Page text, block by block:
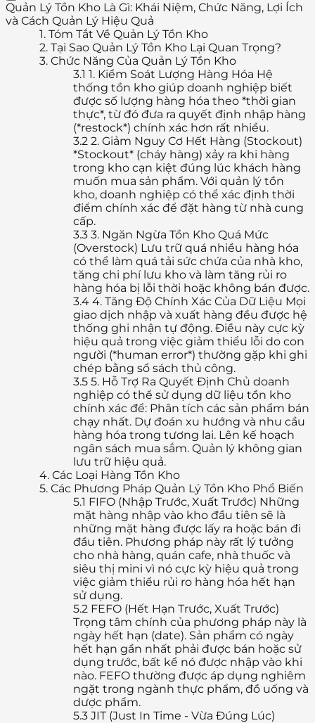
Quản Lý Tồn Kho Là Gì: Khái Niệm, Chức Năng, Lợi Ích
và Cách Quản Lý Hiệu Quả
1. Tóm Tắt Về Quản Lý Tồn Kho
2. Tại Sao Quản Lý Tồn Kho Lại Quan Trọng?
3. Chức Năng Của Quản Lý Tồn Kho
3.1 1. Kiểm Soát Lượng Hàng Hóa Hệ
thống tồn kho giúp doanh nghiệp biết
được số lượng hàng hóa theo *thời gian
thực*, từ đó đưa ra quyết định nhập hàng
(*restock*) chính xác hơn rất nhiều.
3.2 2. Giảm Nguy Cơ Hết Hàng (Stockout)
*Stockout* (cháy hàng) xảy ra khi hàng
trong kho cạn kiệt đúng lúc khách hàng
muốn mua sản phẩm. Với quản lý tồn
kho, doanh nghiệp có thể xác định thời
điểm chính xác để đặt hàng từ nhà cung
cấp.
3.3 3. Ngăn Ngừa Tồn Kho Quá Mức
(Overstock) Lưu trữ quá nhiều hàng hóa
có thể làm quá tải sức chứa của nhà kho,
tăng chi phí lưu kho và làm tăng rủi ro
hàng hóa bị lỗi thời hoặc không bán được.
3.4 4. Tăng Độ Chính Xác Của Dữ Liệu Mọi
giao dịch nhập và xuất hàng đều được hệ
thống ghi nhận tự động. Điều này cực kỳ
hiệu quả trong việc giảm thiểu lỗi do con
người (*human error*) thường gặp khi ghi
chép bằng sổ sách thủ công.
3.5 5. Hỗ Trợ Ra Quyết Định Chủ doanh
nghiệp có thể sử dụng dữ liệu tồn kho
chính xác để: Phân tích các sản phẩm bán
chạy nhất. Dự đoán xu hướng và nhu cầu
hàng hóa trong tương lai. Lên kế hoạch
ngân sách mua sắm. Quản lý không gian
lưu trữ hiệu quả.
4. Các Loại Hàng Tồn Kho
5. Các Phương Pháp Quản Lý Tồn Kho Phổ Biến
5.1 FIFO (Nhập Trước, Xuất Trước) Những
mặt hàng nhập vào kho đầu tiên sẽ là
những mặt hàng được lấy ra hoặc bán đi
đầu tiên. Phương pháp này rất lý tưởng
cho nhà hàng, quán cafe, nhà thuốc và
siêu thị mini vì nó cực kỳ hiệu quả trong
việc giảm thiểu rủi ro hàng hóa hết hạn
sử dụng.
5.2 FEFO (Hết Hạn Trước, Xuất Trước)
Trọng tâm chính của phương pháp này là
ngày hết hạn (date). Sản phẩm có ngày
hết hạn gần nhất phải được bán hoặc sử
dụng trước, bất kể nó được nhập vào khi
nào. FEFO thường được áp dụng nghiêm
ngặt trong ngành thực phẩm, đồ uống và
dược phẩm.
5.3 JIT (Just In Time - Vừa Đúng Lúc)